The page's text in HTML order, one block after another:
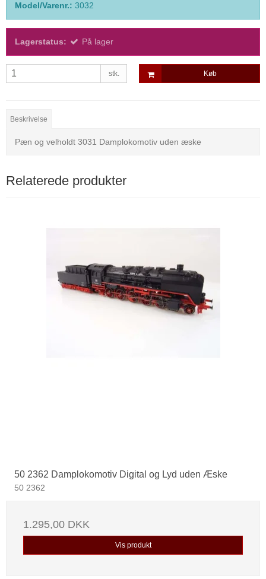
Model/Varenr.: 3032
Lagerstatus: På lager
stk. Køb
Beskrivelse
Pæn og velholdt 3031 Damplokomotiv uden æske
Relaterede produkter
50 2362 Damplokomotiv Digital og Lyd uden Æske
50 2362
1.295,00 DKK
Vis produkt